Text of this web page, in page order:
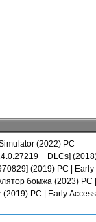
(2022) PC
+ DLCs]
(2019) PC | Early
бомжа (2023) PC
(2019) PC | Early Access